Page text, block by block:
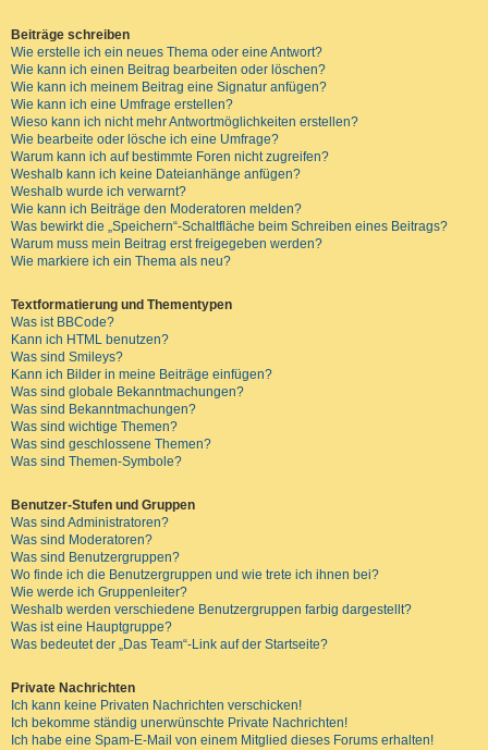
Beiträge schreiben
Wie erstelle ich ein neues Thema oder eine Antwort?
Wie kann ich einen Beitrag bearbeiten oder löschen?
Wie kann ich meinem Beitrag eine Signatur anfügen?
Wie kann ich eine Umfrage erstellen?
Wieso kann ich nicht mehr Antwortmöglichkeiten erstellen?
Wie bearbeite oder lösche ich eine Umfrage?
Warum kann ich auf bestimmte Foren nicht zugreifen?
Weshalb kann ich keine Dateianhänge anfügen?
Weshalb wurde ich verwarnt?
Wie kann ich Beiträge den Moderatoren melden?
Was bewirkt die „Speichern“-Schaltfläche beim Schreiben eines Beitrags?
Warum muss mein Beitrag erst freigegeben werden?
Wie markiere ich ein Thema als neu?
Textformatierung und Thementypen
Was ist BBCode?
Kann ich HTML benutzen?
Was sind Smileys?
Kann ich Bilder in meine Beiträge einfügen?
Was sind globale Bekanntmachungen?
Was sind Bekanntmachungen?
Was sind wichtige Themen?
Was sind geschlossene Themen?
Was sind Themen-Symbole?
Benutzer-Stufen und Gruppen
Was sind Administratoren?
Was sind Moderatoren?
Was sind Benutzergruppen?
Wo finde ich die Benutzergruppen und wie trete ich ihnen bei?
Wie werde ich Gruppenleiter?
Weshalb werden verschiedene Benutzergruppen farbig dargestellt?
Was ist eine Hauptgruppe?
Was bedeutet der „Das Team“-Link auf der Startseite?
Private Nachrichten
Ich kann keine Privaten Nachrichten verschicken!
Ich bekomme ständig unerwünschte Private Nachrichten!
Ich habe eine Spam-E-Mail von einem Mitglied dieses Forums erhalten!